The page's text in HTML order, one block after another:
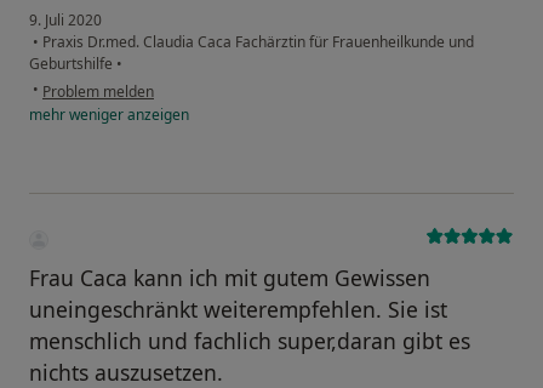
9. Juli 2020
• Praxis Dr.med. Claudia Caca Fachärztin für Frauenheilkunde und
Geburtshilfe •
• Problem melden
mehrwenigeranzeigen
Frau Caca kann ich mit gutem Gewissen
uneingeschränkt weiterempfehlen. Sie ist
menschlich und fachlich super,daran gibt es
nichts auszusetzen.